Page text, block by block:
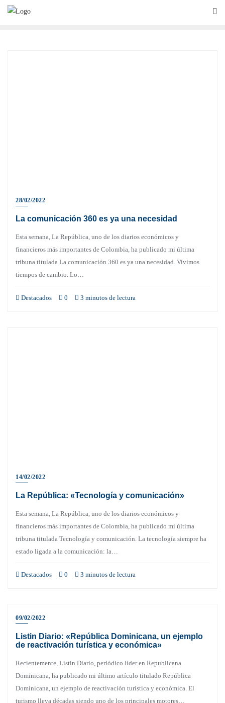
28/02/2022
La comunicación 360 es ya una necesidad
Esta semana, La República, uno de los diarios económicos y
financieros más importantes de Colombia, ha publicado mi última
tribuna titulada La comunicación 360 es ya una necesidad. Vivimos
tiempos de cambio. Lo…
Destacados 0 3 minutos de lectura
14/02/2022
La República: «Tecnología y comunicación»
Esta semana, La República, uno de los diarios económicos y
financieros más importantes de Colombia, ha publicado mi última
tribuna titulada Tecnología y comunicación. La tecnología siempre ha
estado ligada a la comunicación: la…
Destacados 0 3 minutos de lectura
09/02/2022
Listin Diario: «República Dominicana, un ejemplo
de reactivación turística y económica»
Recientemente, Listin Diario, periódico líder en Republicana
Dominicana, ha publicado mi último artículo titulado República
Dominicana, un ejemplo de reactivación turística y económica. El
turismo lleva décadas siendo uno de los principales motores…